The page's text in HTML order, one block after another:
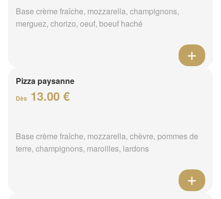
Base crème fraîche, mozzarella, champignons,
merguez, chorizo, oeuf, boeuf haché
Pizza paysanne
Dès 13.00 €
Base crème fraîche, mozzarella, chèvre, pommes de
terre, champignons, maroilles, lardons